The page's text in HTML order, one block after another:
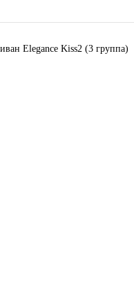
Elegance Kiss2 (3 группа)